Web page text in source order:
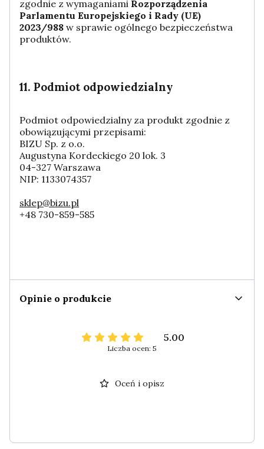
zgodnie z wymaganiami Rozporządzenia
Parlamentu Europejskiego i Rady (UE)
2023/988 w sprawie ogólnego bezpieczeństwa
produktów.
11. Podmiot odpowiedzialny
Podmiot odpowiedzialny za produkt zgodnie z
obowiązującymi przepisami:
BIZU Sp. z o.o.
Augustyna Kordeckiego 20 lok. 3
04-327 Warszawa
NIP: 1133074357
sklep@bizu.pl
+48 730-859-585
Opinie o produkcie
5.00
Liczba ocen: 5
Oceń i opisz